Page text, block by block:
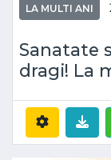
LA MULTI ANI
Sanatate
dragi! La